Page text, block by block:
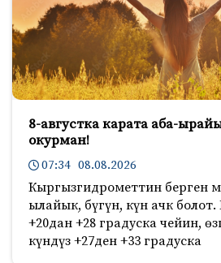
8-августка карата аба-
окурман!
07:34 08.08.2026
Кыргызгидрометтин берген
ылайык, бүгүн, күн ачк
+20дан +28 градуска чейин,
күндүз +27ден +33 градуска